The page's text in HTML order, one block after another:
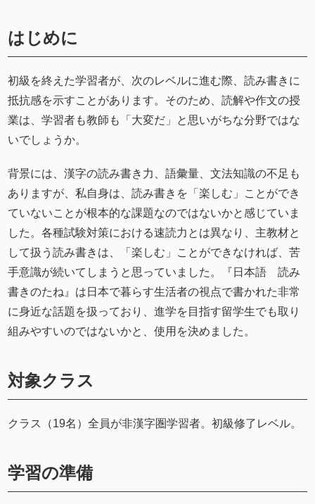
はじめに
初級を終えた学習者が、次のレベルに進む際、読み書きに
抵抗感を示すことがあります。そのため、読解や作文の授
業は、学習者も教師も「大変だ」と思いがちな分野ではな
いでしょうか。
背景には、漢字の読み書き力、語彙量、文法知識の不足も
ありますが、私自身は、読み書きを「楽しむ」ことができ
ていないことが根本的な課題なのではないかと感じていま
した。各種試験対策における速読力とは異なり、主教材と
して扱う読み書きは、「楽しむ」ことができなければ、苦
手意識が続いてしまうと思っていました。『日本語 読み
書きのたね』は日本で暮らす生活者の視点で書かれた非常
に身近な話題を扱っており、進学を目指す留学生でも取り
組みやすいのではないかと、使用を決めました。
対象クラス
クラス（19名）全員が非漢字圏学習者。初級修了レベル。
学習の準備